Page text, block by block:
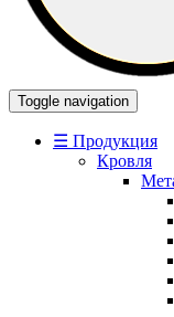
Toggle navigation
☰ Продукция
Кровля